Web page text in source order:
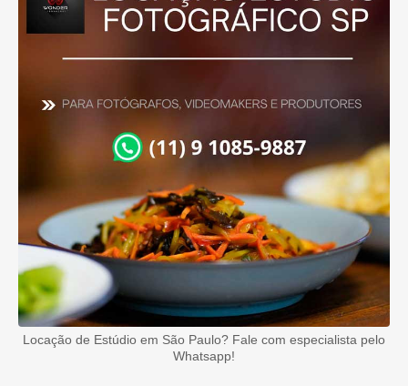
Locação de Estúdio em São Paulo? Fale com especialista pelo
Whatsapp!